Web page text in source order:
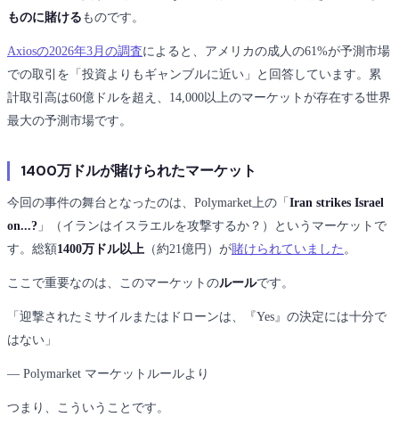
ものに賭ける ものです。
Axiosの2026年3月の調査によると、アメリカの成人の61%が予測市場
での取引を「投資よりもギャンブルに近い」と回答しています。累
計取引高は60億ドルを超え、14,000以上のマーケットが存在する世界
最大の予測市場です。
1400万ドルが賭けられたマーケット
今回の事件の舞台となったのは、Polymarket上の「 Iran strikes Israel
on...? 」（イランはイスラエルを攻撃するか？）というマーケットで
す。総額1400万ドル以上 （約21億円）が賭けられていました 。
ここで重要なのは、このマーケットのルールです。
「迎撃されたミサイルまたはドローンは、『Yes』の決定には十分で
はない」
― Polymarket マーケットルールより
つまり、こういうことです。